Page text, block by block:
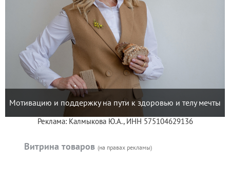
Мотивацию и поддержку на пути к здоровью и телу мечты
Реклама: Калмыкова Ю.А., ИНН 575104629136
Витрина товаров (на правах рекламы)